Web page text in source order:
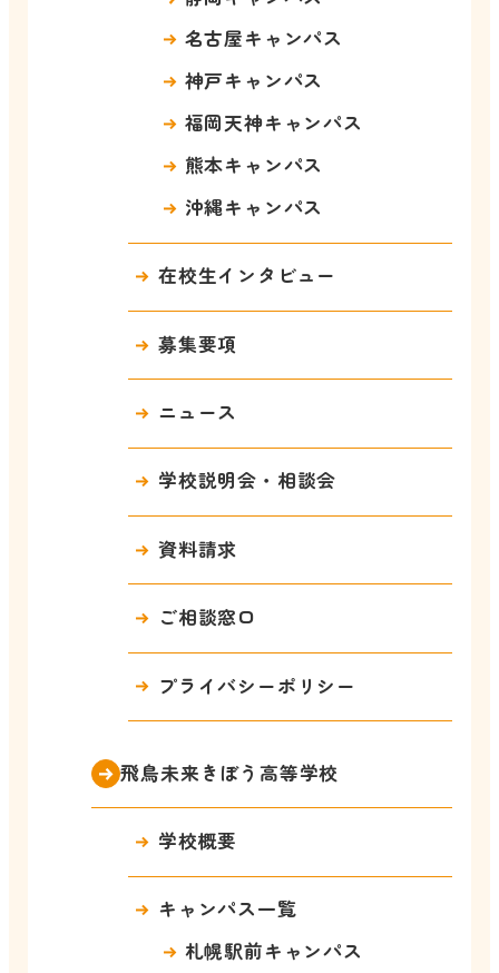
名古屋キャンパス
神戸キャンパス
福岡天神キャンパス
熊本キャンパス
沖縄キャンパス
在校生インタビュー
募集要項
ニュース
学校説明会・相談会
資料請求
ご相談窓口
プライバシーポリシー
飛鳥未来きぼう高等学校
学校概要
キャンパス一覧
札幌駅前キャンパス